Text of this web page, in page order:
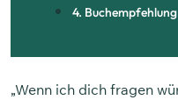
4. Buchempfehlung
„Wenn ich dich fragen